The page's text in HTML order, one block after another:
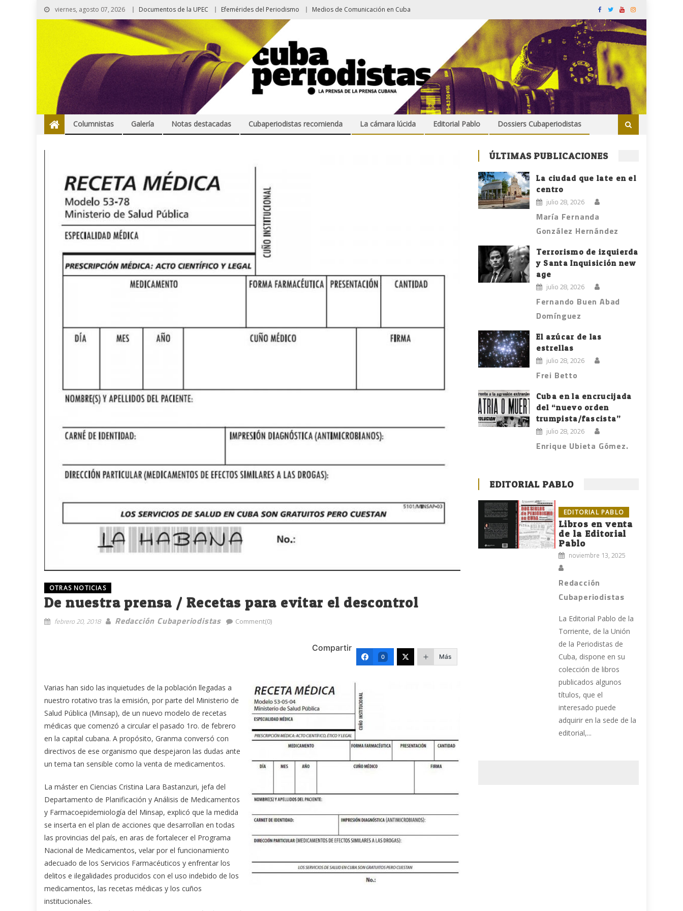
viernes, agosto 07, 2026 Documentos de la UPEC Efemérides del Periodismo Medios de Comunicación en Cuba
Columnistas Galería Notas destacadas Cubaperiodistas recomienda La cámara lúcida Editorial Pablo Dossiers Cubaperiodistas
OTRAS NOTICIAS
De nuestra prensa / Recetas para evitar el descontrol
febrero 20, 2018 Redacción Cubaperiodistas Comment(0)
Compartir
0 Más
Varias han sido las inquietudes de la población llegadas a
nuestro rotativo tras la emisión, por parte del Ministerio de
Salud Pública (Minsap), de un nuevo modelo de recetas
médicas que comenzó a circular el pasado 1ro. de febrero
en la capital cubana. A propósito, Granma conversó con
directivos de ese organismo que despejaron las dudas ante
un tema tan sensible como la venta de medicamentos.
La máster en Ciencias Cristina Lara Bastanzuri, jefa del
Departamento de Planificación y Análisis de Medicamentos
y Farmacoepidemiología del Minsap, explicó que la medida
se inserta en el plan de acciones que desarrollan en todas
las provincias del país, en aras de fortalecer el Programa
Nacional de Medicamentos, velar por el funcionamiento
adecuado de los Servicios Farmacéuticos y enfrentar los
delitos e ilegalidades producidos con el uso indebido de los
medicamentos, las recetas médicas y los cuños
institucionales.
ÚLTIMAS PUBLICACIONES
La ciudad que late en el
centro
julio 28, 2026
María Fernanda
González Hernández
Terrorismo de izquierda
y Santa Inquisición new
age
julio 28, 2026
Fernando Buen Abad
Domínguez
El azúcar de las
estrellas
julio 28, 2026
Frei Betto
Cuba en la encrucijada
del “nuevo orden
trumpista/fascista”
julio 28, 2026
Enrique Ubieta Gómez.
EDITORIAL PABLO
EDITORIAL PABLO
Libros en venta
de la Editorial
Pablo
noviembre 13, 2025
Redacción
Cubaperiodistas
La Editorial Pablo de la
Torriente, de la Unión
de la Periodistas de
Cuba, dispone en su
colección de libros
publicados algunos
títulos, que el
interesado puede
adquirir en la sede de la
editorial,...